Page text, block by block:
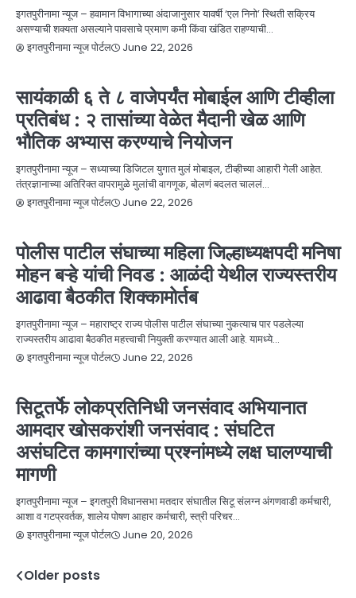
इगतपुरीनामा न्यूज – हवामान विभागाच्या अंदाजानुसार यावर्षी ‘एल निनो’ स्थिती सक्रिय
असण्याची शक्यता असल्याने पावसाचे प्रमाण कमी किंवा खंडित राहण्याची…
इगतपुरीनामा न्यूज पोर्टल
June 22, 2026
सायंकाळी ६ ते ८ वाजेपर्यंत मोबाईल आणि टीव्हीला
प्रतिबंध : २ तासांच्या वेळेत मैदानी खेळ आणि
भौतिक अभ्यास करण्याचे नियोजन
इगतपुरीनामा न्यूज – सध्याच्या डिजिटल युगात मुलं मोबाइल, टीव्हीच्या आहारी गेली आहेत.
तंत्रज्ञानाच्या अतिरिक्त वापरामुळे मुलांची वागणूक, बोलणं बदलत चाललं…
इगतपुरीनामा न्यूज पोर्टल
June 22, 2026
पोलीस पाटील संघाच्या महिला जिल्हाध्यक्षपदी मनिषा
मोहन बऱ्हे यांची निवड : आळंदी येथील राज्यस्तरीय
आढावा बैठकीत शिक्कामोर्तब
इगतपुरीनामा न्यूज – महाराष्ट्र राज्य पोलीस पाटील संघाच्या नुकत्याच पार पडलेल्या
राज्यस्तरीय आढावा बैठकीत महत्त्वाची नियुक्ती करण्यात आली आहे. यामध्ये…
इगतपुरीनामा न्यूज पोर्टल
June 22, 2026
सिटूतर्फे लोकप्रतिनिधी जनसंवाद अभियानात
आमदार खोसकरांशी जनसंवाद : संघटित
असंघटित कामगारांच्या प्रश्नांमध्ये लक्ष घालण्याची
मागणी
इगतपुरीनामा न्यूज – इगतपुरी विधानसभा मतदार संघातील सिटू संलग्न अंगणवाडी कर्मचारी,
आशा व गटप्रवर्तक, शालेय पोषण आहार कर्मचारी, स्त्री परिचर…
इगतपुरीनामा न्यूज पोर्टल
June 20, 2026
Older posts